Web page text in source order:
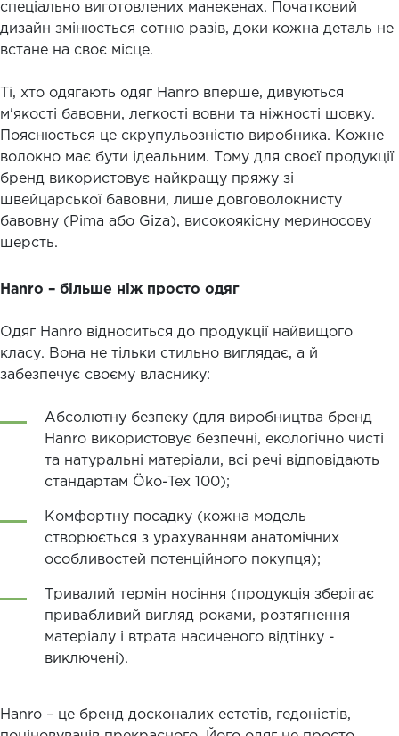
спеціально виготовлених манекенах. Початковий
дизайн змінюється сотню разів, доки кожна деталь не
встане на своє місце.
Ті, хто одягають одяг Hanro вперше, дивуються
м'якості бавовни, легкості вовни та ніжності шовку.
Пояснюється це скрупульозністю виробника. Кожне
волокно має бути ідеальним. Тому для своєї продукції
бренд використовує найкращу пряжу зі
швейцарської бавовни, лише довговолокнисту
бавовну (Pima або Giza), високоякісну мериносову
шерсть.
Hanro – більше ніж просто одяг
Одяг Hanro відноситься до продукції найвищого
класу. Вона не тільки стильно виглядає, а й
забезпечує своєму власнику:
Абсолютну безпеку (для виробництва бренд
Hanro використовує безпечні, екологічно чисті
та натуральні матеріали, всі речі відповідають
стандартам Öko-Tex 100);
Комфортну посадку (кожна модель
створюється з урахуванням анатомічних
особливостей потенційного покупця);
Тривалий термін носіння (продукція зберігає
привабливий вигляд роками, розтягнення
матеріалу і втрата насиченого відтінку -
виключені).
Hanro – це бренд досконалих естетів, гедоністів,